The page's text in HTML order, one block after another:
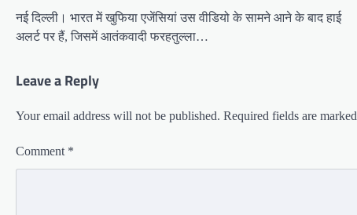
नई दिल्ली। भारत में खुफिया एजेंसियां ​​उस वीडियो के सामने आने के बाद हाई
अलर्ट पर हैं, जिसमें आतंकवादी फरहतुल्ला…
Leave a Reply
Your email address will not be published. Required fields are marked
Comment *